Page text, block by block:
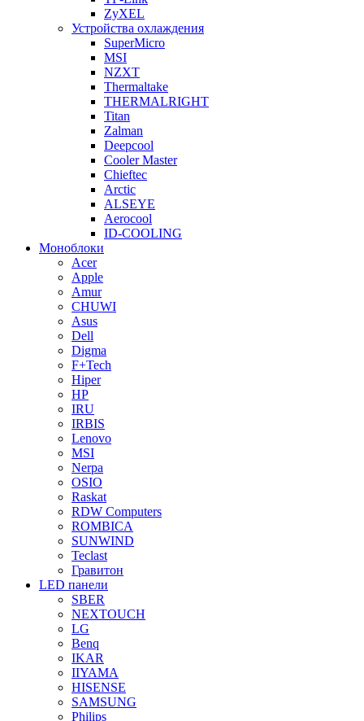
ZyXEL
Устройства охлаждения
SuperMicro
MSI
NZXT
Thermaltake
THERMALRIGHT
Titan
Zalman
Deepcool
Cooler Master
Chieftec
Arctic
ALSEYE
Aerocool
ID-COOLING
Моноблоки
Acer
Apple
Amur
CHUWI
Asus
Dell
Digma
F+Tech
Hiper
HP
IRU
IRBIS
Lenovo
MSI
Nerpa
OSIO
Raskat
RDW Computers
ROMBICA
SUNWIND
Teclast
Гравитон
LED панели
SBER
NEXTOUCH
LG
Benq
IKAR
IIYAMA
HISENSE
SAMSUNG
Philips